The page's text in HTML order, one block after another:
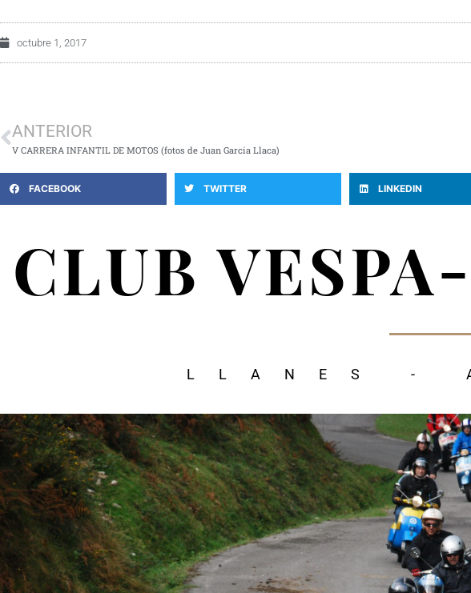
octubre 1, 2017
ANTERIOR
V CARRERA INFANTIL DE MOTOS (fotos de Juan Garcia Llaca)
FACEBOOK TWITTER LINKEDIN
CLUB
LLANES -